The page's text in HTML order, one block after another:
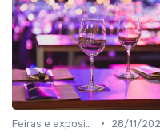
•
28/11/